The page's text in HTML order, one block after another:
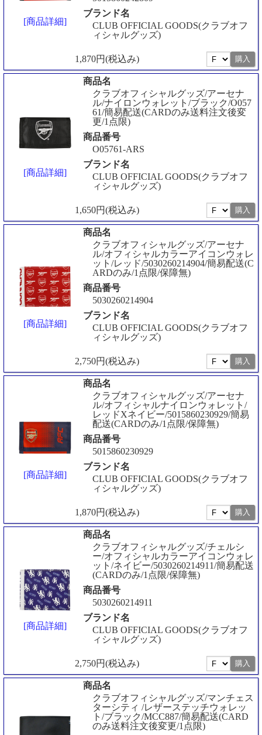
[商品詳細]
ブランド名
CLUB OFFICIAL GOODS(クラブオフ
ィシャルグッズ)
1,870円(税込み)
[商品詳細]
商品名
クラブオフィシャルグッズ/アーセナ
ル/ナイロンウォレット/ブラック/O057
61/簡易配送(CARDのみ送料注文後変
更/1点限)
商品番号
O05761-ARS
ブランド名
CLUB OFFICIAL GOODS(クラブオフ
ィシャルグッズ)
1,650円(税込み)
[商品詳細]
商品名
クラブオフィシャルグッズ/アーセナ
ル/オフィシャルカラーアイコンウォレ
ット/レッド/5030260214904/簡易配送(C
ARDのみ/1点限/保障無)
商品番号
5030260214904
ブランド名
CLUB OFFICIAL GOODS(クラブオフ
ィシャルグッズ)
2,750円(税込み)
[商品詳細]
商品名
クラブオフィシャルグッズ/アーセナ
ル/オフィシャルナイロンウォレット/
レッドXネイビー/5015860230929/簡易
配送(CARDのみ/1点限/保障無)
商品番号
5015860230929
ブランド名
CLUB OFFICIAL GOODS(クラブオフ
ィシャルグッズ)
1,870円(税込み)
[商品詳細]
商品名
クラブオフィシャルグッズ/チェルシ
ー/オフィシャルカラーアイコンウォレ
ット/ネイビー/5030260214911/簡易配送
(CARDのみ/1点限/保障無)
商品番号
5030260214911
ブランド名
CLUB OFFICIAL GOODS(クラブオフ
ィシャルグッズ)
2,750円(税込み)
商品名
クラブオフィシャルグッズ/マンチェス
ターシティ /レザーステッチウォレッ
ト/ブラック/MCC887/簡易配送(CARD
のみ送料注文後変更/1点限)